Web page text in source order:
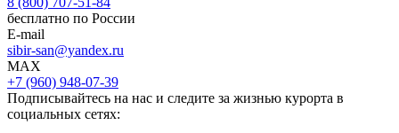
бесплатно по России
E-mail
sibir-san@yandex.ru
MAX
+7 (960) 948-07-39
Подписывайтесь на нас и следите за жизнью курорта в
социальных сетях: